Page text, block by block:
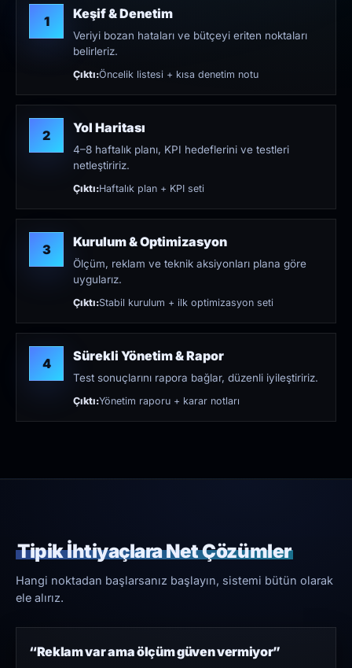
1 Keşif & Denetim
Veriyi bozan hataları ve bütçeyi eriten noktaları
belirleriz.
Çıktı:Öncelik listesi + kısa denetim notu
2 Yol Haritası
4–8 haftalık planı, KPI hedeflerini ve testleri
netleştiririz.
Çıktı:Haftalık plan + KPI seti
3 Kurulum & Optimizasyon
Ölçüm, reklam ve teknik aksiyonları plana göre
uygularız.
Çıktı:Stabil kurulum + ilk optimizasyon seti
4 Sürekli Yönetim & Rapor
Test sonuçlarını rapora bağlar, düzenli iyileştiririz.
Çıktı:Yönetim raporu + karar notları
Tipik İhtiyaçlara Net Çözümler
Hangi noktadan başlarsanız başlayın, sistemi bütün olarak
ele alırız.
“Reklam var ama ölçüm güven vermiyor”